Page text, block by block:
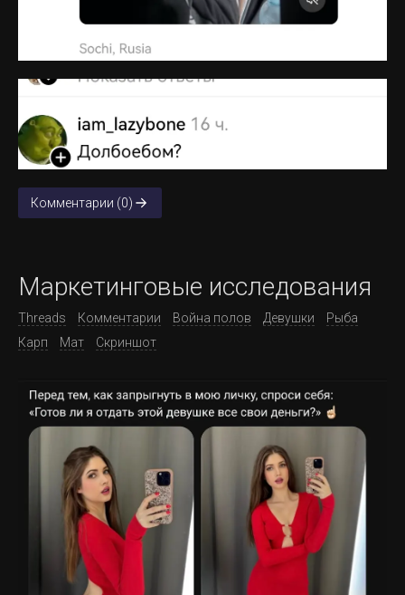
Комментарии (0)
Маркетинговые исследования
Threads Комментарии Война полов Девушки
Рыба
Карп
Мат Скриншот